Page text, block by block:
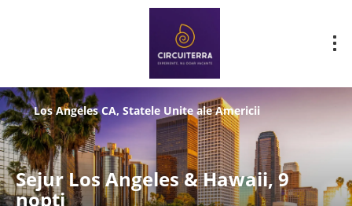
Sejur Los Angeles & Hawaii, 9
nopti
Los Angeles CA, Statele Unite ale Americii